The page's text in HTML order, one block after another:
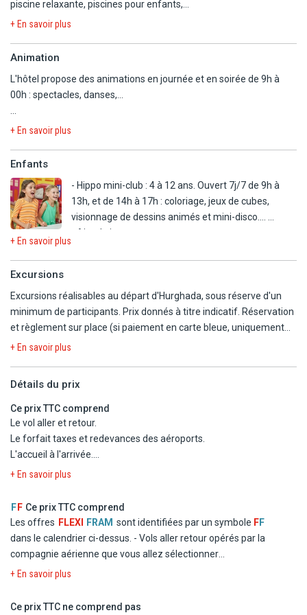
- Bar Sky Lounge : adultes uniquement, cocktails artisanaux, piste
- Café Shéhérazade : coint chicha, café, etc. En supplément (12h à
00h).
- Room service disponible 24h/24.
piscine relaxante, piscines pour enfants,...
- Plage aménagée de transats et parasols.
- Beach-volley.
En option payante
à pédales.
- Tir à l'arc.
- Spa : sauna, bain à remous, hammam turc, salon de beauté.
- Salle de fitness (6h à 21h).
A proximité :
- Parcours de golf.
+ En savoir plus
Animation
L'hôtel propose des animations en journée et en soirée de 9h à
00h : spectacles, danses,...
A noter : Horaires à titre indicatif.
+ En savoir plus
Enfants
- Hippo mini-club : 4 à 12 ans. Ouvert 7j/7 de 9h à
13h, et de 14h à 17h : coloriage, jeux de cubes,
visionnage de dessins animés et mini-disco....
- Aire de jeux.
- Babysitting
+ En savoir plus
Excursions
Excursions réalisables au départ d'Hurghada, sous réserve d'un
minimum de participants. Prix donnés à titre indicatif. Réservation
et règlement sur place (si paiement en carte bleue, uniquement
en LE « livre égyptienne »).
Enfants de moins de 2 ans gratuits, 50% de réduction pour les
enfants de 2 à moins de 12 ans (sauf Le Caire en avion : 245€).
Prix et conditions jusqu'au 31/10/25.
Pourboires non inclus dans les excursions, celui-ci n'est pas
obligatoire mais apprécié.
Tour de la Ville
Découverte de la capitale de la mer Rouge, Hurghada : mosquée,
église, aquarium. Puis continuation vers le chantier naval et le
souk. Temps libre au nouveau quartier.
Visite de la ville des monuments pharaoniques. Partez à la
+ En savoir plus
Détails du prix
Ce prix TTC comprend
Le vol aller et retour.
Le forfait taxes et redevances des aéroports.
L'accueil à l'arrivée.
Le transfert aller et retour de l'aéroport à l'hôtel.
compris.
Les services, loisirs et activités mentionnés sans supplément.
L'assistance pendant le séjour.
+ En savoir plus
F F Ce prix TTC comprend
Les offres FLEXI FRAM sont identifiées par un symbole FF
dans le calendrier ci-dessus. - Vols aller retour opérés par la
compagnie aérienne que vous allez sélectionner
- Logement à l'hôtel Hôtel Cleopatra Luxury Resort Makadi Bay
- La formule Tout inclus
+ En savoir plus
Ce prix TTC ne comprend pas